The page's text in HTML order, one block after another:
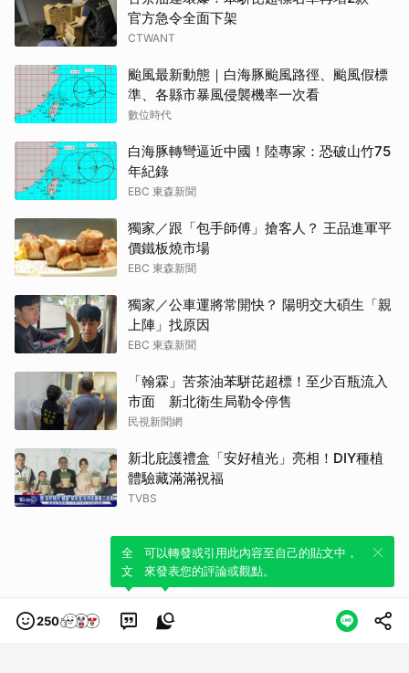
官方急令全面下架
CTWANT
颱風最新動態｜白海豚颱風路徑、颱風假標
準、各縣市暴風侵襲機率一次看
數位時代
白海豚轉彎逼近中國！陸專家：恐破山竹75
年紀錄
EBC 東森新聞
獨家／跟「包手師傅」搶客人？ 王品進軍平
價鐵板燒市場
EBC 東森新聞
獨家／公車運將常開快？ 陽明交大碩生「親
上陣」找原因
EBC 東森新聞
「翰霖」苦茶油苯駢芘超標！至少百瓶流入
市面 新北衛生局勒令停售
民視新聞網
新北庇護禮盒「安好植光」亮相！DIY種植
體驗藏滿滿祝福
TVBS
250
全新體驗！一鍵引用此內容，透過發布貼
文來輕鬆表達個人立場。
可以轉發或引用此內容至自己的貼文中，
來發表您的評論或觀點。